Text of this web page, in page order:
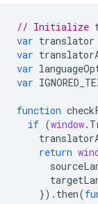
// Initialize
var translator
var
var
var
function
if (window.
return
}). then(